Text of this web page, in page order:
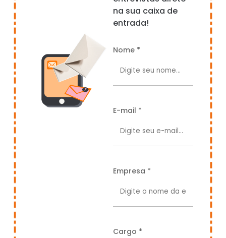
na sua caixa de
entrada!
Nome *
E-mail *
Empresa *
Cargo *